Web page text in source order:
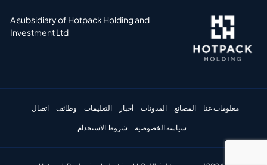
A subsidiary of Hotpack Holding and
Investment Ltd
معلومات عنا المصانع المدونات أخبار التعليمات وظائف اتصال
سياسة الخصوصية شروط الاستخدام